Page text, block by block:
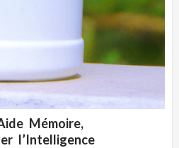
Mémoire,
l’Intelligence